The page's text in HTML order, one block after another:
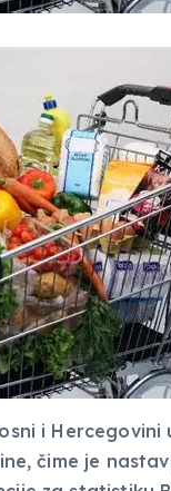
i Hercegovini
čime je